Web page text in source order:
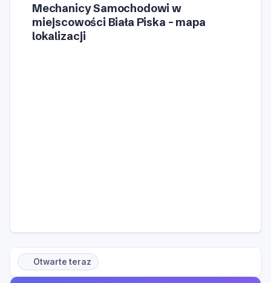
Otwarte teraz
Mechanicy Samochodowi w
miejscowości Biała Piska – mapa
lokalizacji